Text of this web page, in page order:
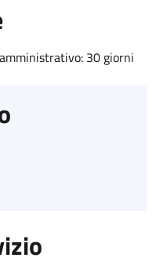
30 giorni